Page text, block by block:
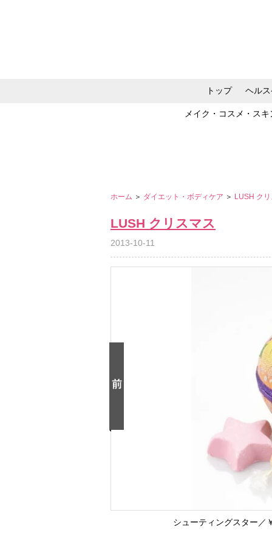
トップ ヘル
メイク・コスメ・ス
ホーム ＞ ダイエット・ボディケア ＞ LUSH ク
LUSH クリスマス
2013-10-11
シューティングスター／